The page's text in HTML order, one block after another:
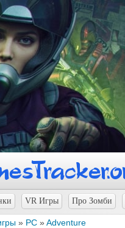
VR Игры Про Зомби
» PC »Adventure